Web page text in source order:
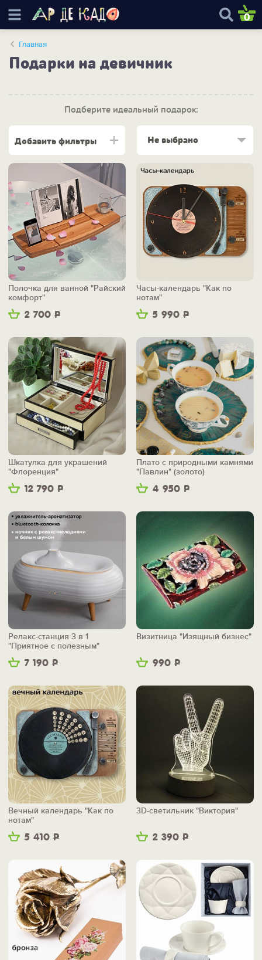
0
Главная
Подарки на девичник
Подберите идеальный подарок:
Добавить фильтры Не выбрано
2 700 Р
Полочка для ванной "Райский
комфорт"
5 990 Р
Часы-календарь "Как по
нотам"
12 790 Р
Шкатулка для украшений
"Флоренция"
4 950 Р
Плато с природными камнями
"Павлин" (золото)
7 190 Р
Релакс-станция 3 в 1
"Приятное с полезным"
990 Р
Визитница "Изящный бизнес"
5 410 Р
Вечный календарь "Как по
нотам"
2 390 Р
3D-светильник "Виктория"